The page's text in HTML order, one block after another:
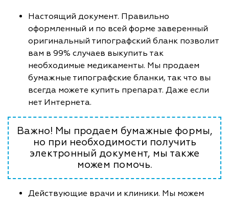
Настоящий документ. Правильно
оформленный и по всей форме заверенный
оригинальный типографский бланк позволит
вам в 99% случаев выкупить так
необходимые медикаменты. Мы продаем
бумажные типографские бланки, так что вы
всегда можете купить препарат. Даже если
нет Интернета.
Важно! Мы продаем бумажные формы,
но при необходимости получить
электронный документ, мы также
можем помочь.
Действующие врачи и клиники. Мы можем